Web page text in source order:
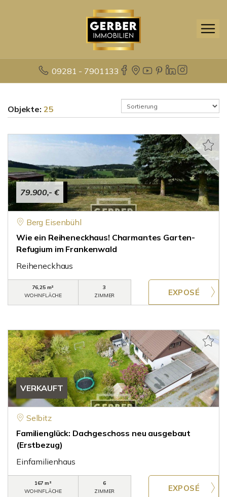
09281 - 7901133
Objekte: 25
79.900,- €
Berg Eisenbühl
Wie ein Reiheneckhaus! Charmantes Garten-
Refugium im Frankenwald
Reiheneckhaus
76,25 m²
WOHNFLÄCHE
3
ZIMMER
VERKAUFT
Selbitz
Familienglück: Dachgeschoss neu ausgebaut
(Erstbezug)
Einfamilienhaus
167 m²
WOHNFLÄCHE
6
ZIMMER